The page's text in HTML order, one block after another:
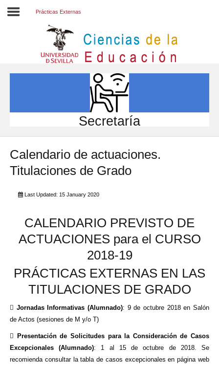
INVESTIGACIÓN
INTERNACIONAL
Directorio FCCE
Prácticas Externas
Secretaría
Calendario de actuaciones.
Titulaciones de Grado
Last Updated: 15 January 2020
CALENDARIO PREVISTO DE
ACTUACIONES para el CURSO
2018-19
PRÁCTICAS EXTERNAS EN LAS
TITULACIONES DE GRADO
 Jornadas Informativas (Alumnado): 9 de octubre 2018 en Salón
de Actos (sesiones de M y/o T)

Presentación de Solicitudes para la Consideración de Casos
Excepcionales (Alumnado): 1 al 15 de octubre de 2018. Se
recomienda consultar la tabla de casos excepcionales en página web